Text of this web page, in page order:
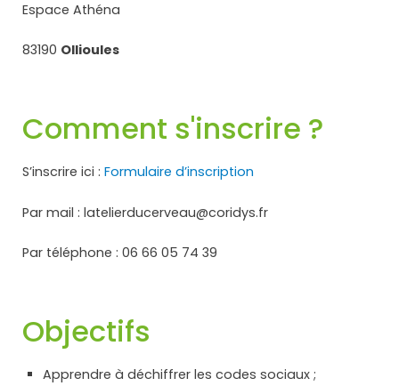
Espace Athéna
83190 Ollioules
Comment s'inscrire ?
S’inscrire ici : Formulaire d’inscription
Par mail : latelierducerveau@coridys.fr
Par téléphone : 06 66 05 74 39
Objectifs
Apprendre à déchiffrerles codes sociaux ;